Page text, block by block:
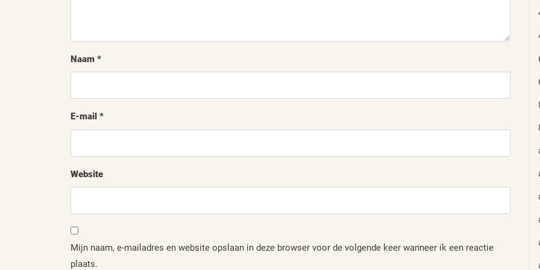
Naam *
E-mail *
Website
Mijn naam, e-mailadres en website opslaan in deze browser voor de volgende keer wanneer ik een reactie
plaats.